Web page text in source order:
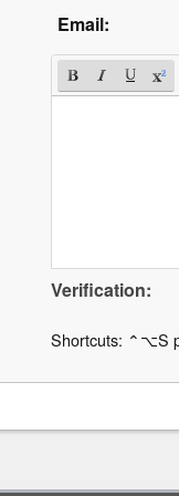
Email:
Verification:
Shortcuts: ⌃⌥S